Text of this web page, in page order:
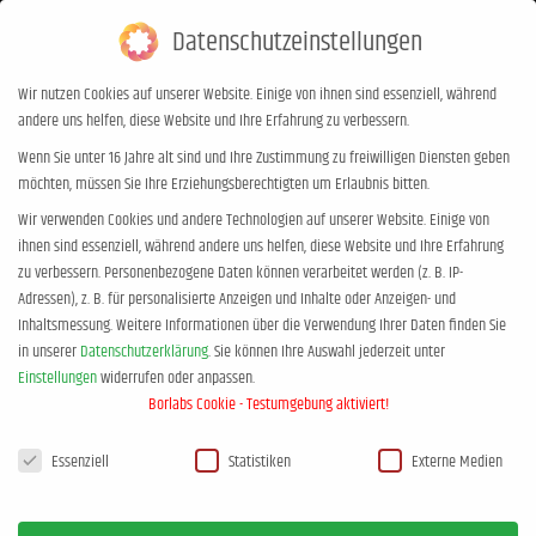
0,00€
Versandkosten
Sie befinden sich hier:
Start Versandkosten
Preise und Versandkosten
Die auf den Produktseiten genannten Preise enthalten die gesetzliche
Sie wählen zwischen der kostengünstigen Warensendung und einem
Datenschutzeinstellungen
Wir nutzen Cookies auf unserer Website. Einige von ihnen sind essenziell, während
andere uns helfen, diese Website und Ihre Erfahrung zu verbessern.
Wenn Sie unter 16 Jahre alt sind und Ihre Zustimmung zu freiwilligen Diensten geben
möchten, müssen Sie Ihre Erziehungsberechtigten um Erlaubnis bitten.
Wir verwenden Cookies und andere Technologien auf unserer Website. Einige von
ihnen sind essenziell, während andere uns helfen, diese Website und Ihre Erfahrung
zu verbessern.Personenbezogene Daten können verarbeitet werden (z. B. IP-
Adressen), z. B. für personalisierte Anzeigen und Inhalte oder Anzeigen- und
Inhaltsmessung.Weitere Informationen über die Verwendung Ihrer Daten finden Sie
in unsererDatenschutzerklärung.Sie können Ihre Auswahl jederzeit unter
Einstellungenwiderrufen oder anpassen.
Borlabs Cookie - Testumgebung aktiviert!
Datenschutzeinstellungen
Essenziell Statistiken Externe Medien